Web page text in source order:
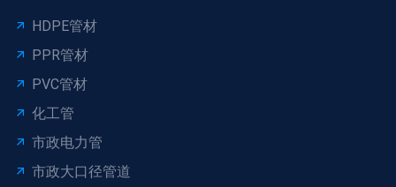
HDPE管材
PPR管材
PVC管材
化工管
市政电力管
市政大口径管道